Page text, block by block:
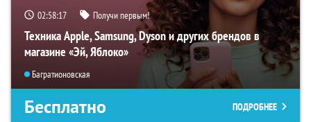
02:58:16 Получи первым!
Техника Apple, Samsung, Dyson и других брендов в
магазине «Эй, Яблоко»
Багратионовская
Бесплатно ПОДРОБНЕЕ